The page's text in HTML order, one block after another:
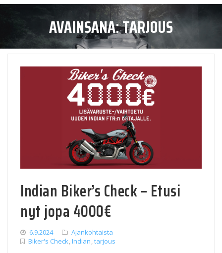
AVAINSANA:TARJOUS
Indian Biker’s Check – Etusi
nyt jopa 4000€
6.9.2024
Ajankohtaista
Biker's Check,Indian,tarjous